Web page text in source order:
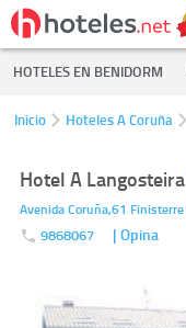
HOTELES EN BENIDORM
Inicio Hoteles A Coruña
Hotel A Langosteira
Avenida Coruña,61 Finisterre
9868067 | Opina